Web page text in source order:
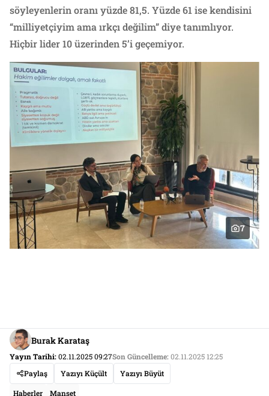
söyleyenlerin oranı yüzde 81,5. Yüzde 61 ise kendisini
“milliyetçiyim ama ırkçı değilim” diye tanımlıyor.
Hiçbir lider 10 üzerinden 5’i geçemiyor.
7
Burak Karataş
Yayın Tarihi:02.11.2025 09:27Son Güncelleme:02.11.2025 12:25
Paylaş
Yazıyı Küçült Yazıyı Büyüt
Haberler Manşet